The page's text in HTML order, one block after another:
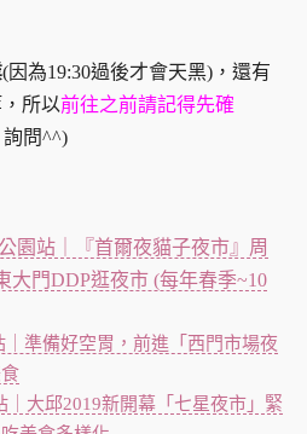
(因為19:30過後才會天黑)，還有
所以前往之前請記得先確
詢問^^)
園站｜『首爾夜貓子夜市』周
大門DDP逛夜市 (每年春季~10
準備好空胃，前進「西門市場夜
｜大邱2019新開幕「七星夜市」緊